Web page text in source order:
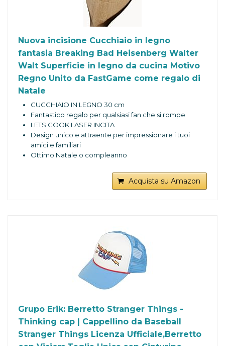
Nuova incisione Cucchiaio in legno
fantasia Breaking Bad Heisenberg Walter
Walt Superficie in legno da cucina Motivo
Regno Unito da FastGame come regalo di
Natale
CUCCHIAIO IN LEGNO 30 cm
Fantastico regalo per qualsiasi fan che si rompe
LETS COOK LASER INCITA
Design unico e attraente per impressionare i tuoi
amici e familiari
Ottimo Natale o compleanno
Acquista su Amazon
Grupo Erik: Berretto Stranger Things -
Thinking cap | Cappellino da Baseball
Stranger Things Licenza Ufficiale,Berretto